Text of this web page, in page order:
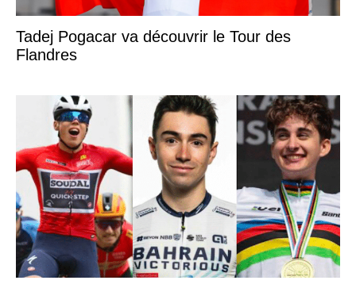
Tadej Pogacar va découvrir le Tour des
Flandres